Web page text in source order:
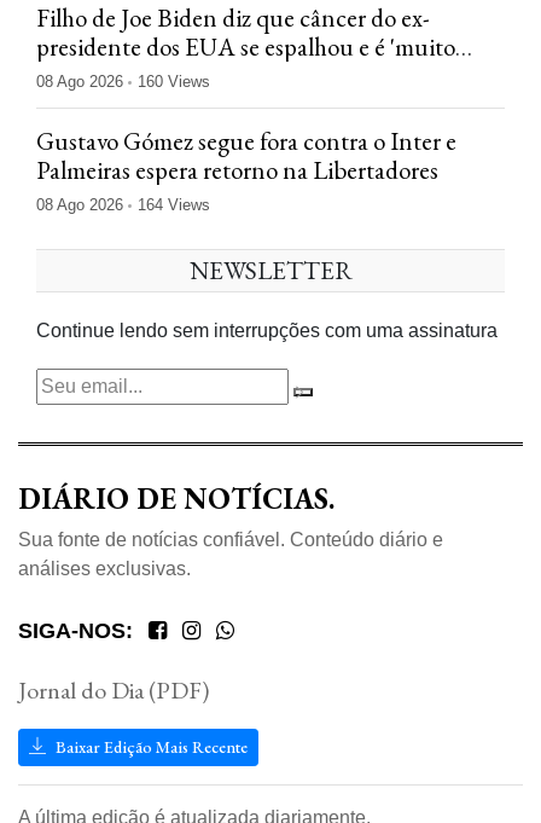
Filho de Joe Biden diz que câncer do ex-
presidente dos EUA se espalhou e é 'muito
doloroso'
08 Ago 2026 160 Views
Gustavo Gómez segue fora contra o Inter e
Palmeiras espera retorno na Libertadores
08 Ago 2026 164 Views
NEWSLETTER
Continue lendo sem interrupções com uma assinatura
DIÁRIO DE NOTÍCIAS.
Sua fonte de notícias confiável. Conteúdo diário e
análises exclusivas.
SIGA-NOS:
Jornal do Dia (PDF)
Baixar Edição Mais Recente
A última edição é atualizada diariamente.